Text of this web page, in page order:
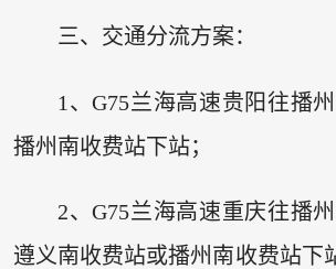
三、交通分流方案：
1、G75兰海高速贵阳往播
播州南收费站下站；
2、G75兰海高速重庆往播
遵义南收费站或播州南收费站下